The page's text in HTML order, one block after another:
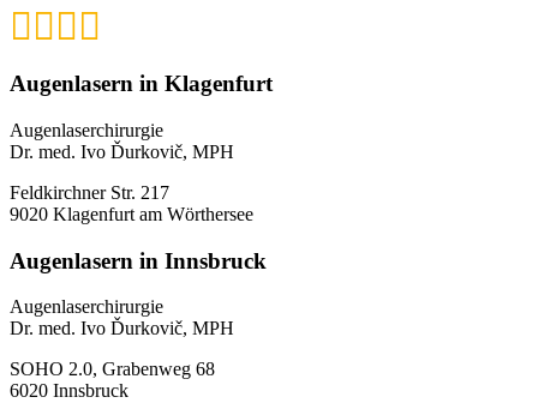
Augenlasern in Klagenfurt
Augenlaserchirurgie
Dr. med. Ivo Ďurkovič, MPH
Feldkirchner Str. 217
9020 Klagenfurt am Wörthersee
Augenlasern in Innsbruck
Augenlaserchirurgie
Dr. med. Ivo Ďurkovič, MPH
SOHO 2.0, Grabenweg 68
6020 Innsbruck